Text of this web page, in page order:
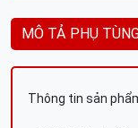
MÔ TẢ PHỤ
Thông tin sản